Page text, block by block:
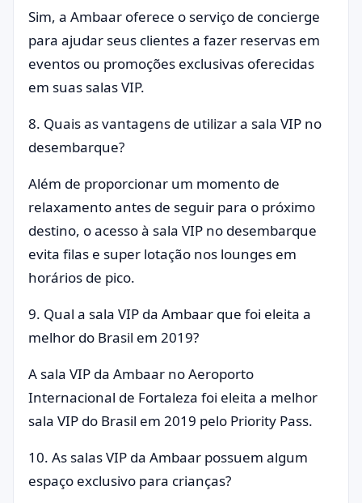
Sim, a Ambaar oferece o serviço de concierge
para ajudar seus clientes a fazer reservas em
eventos ou promoções exclusivas oferecidas
em suas salas VIP.
8. Quais as vantagens de utilizar a sala VIP no
desembarque?
Além de proporcionar um momento de
relaxamento antes de seguir para o próximo
destino, o acesso à sala VIP no desembarque
evita filas e super lotação nos lounges em
horários de pico.
9. Qual a sala VIP da Ambaar que foi eleita a
melhor do Brasil em 2019?
A sala VIP da Ambaar no Aeroporto
Internacional de Fortaleza foi eleita a melhor
sala VIP do Brasil em 2019 pelo Priority Pass.
10. As salas VIP da Ambaar possuem algum
espaço exclusivo para crianças?